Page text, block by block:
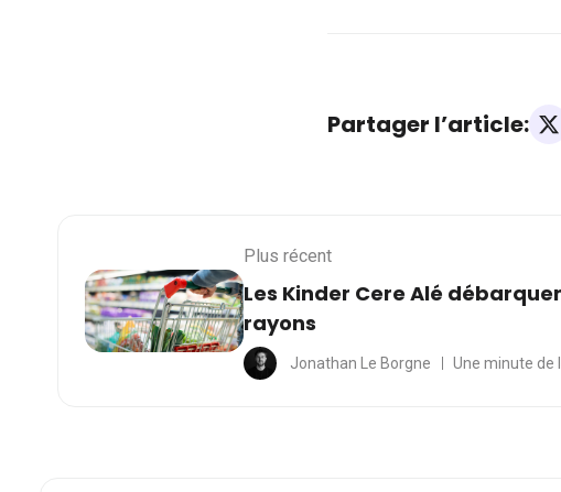
Partager l’article:
Plus récent
Les Kinder Cere Alé
rayons
Jonathan Le Borgne Une minute de